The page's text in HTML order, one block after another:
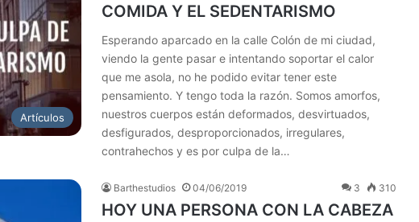
Artículos
COMIDA Y EL SEDENTARISMO
Esperando aparcado en la calle Colón de mi ciudad,
viendo la gente pasar e intentando soportar el calor
que me asola, no he podido evitar tener este
pensamiento. Y tengo toda la razón. Somos amorfos,
nuestros cuerpos están deformados, desvirtuados,
desfigurados, desproporcionados, irregulares,
contrahechos y es por culpa de la…
Barthestudios 04/06/2019 3 310
HOY UNA PERSONA CON LA CABEZA